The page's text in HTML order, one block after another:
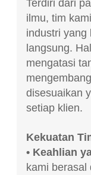
Terdiri dari
ilmu, tim
industri yang
langsung.
mengatasi
disesuaikan
setiap klien.
Kekuatan
• Keahlian
kami berasal